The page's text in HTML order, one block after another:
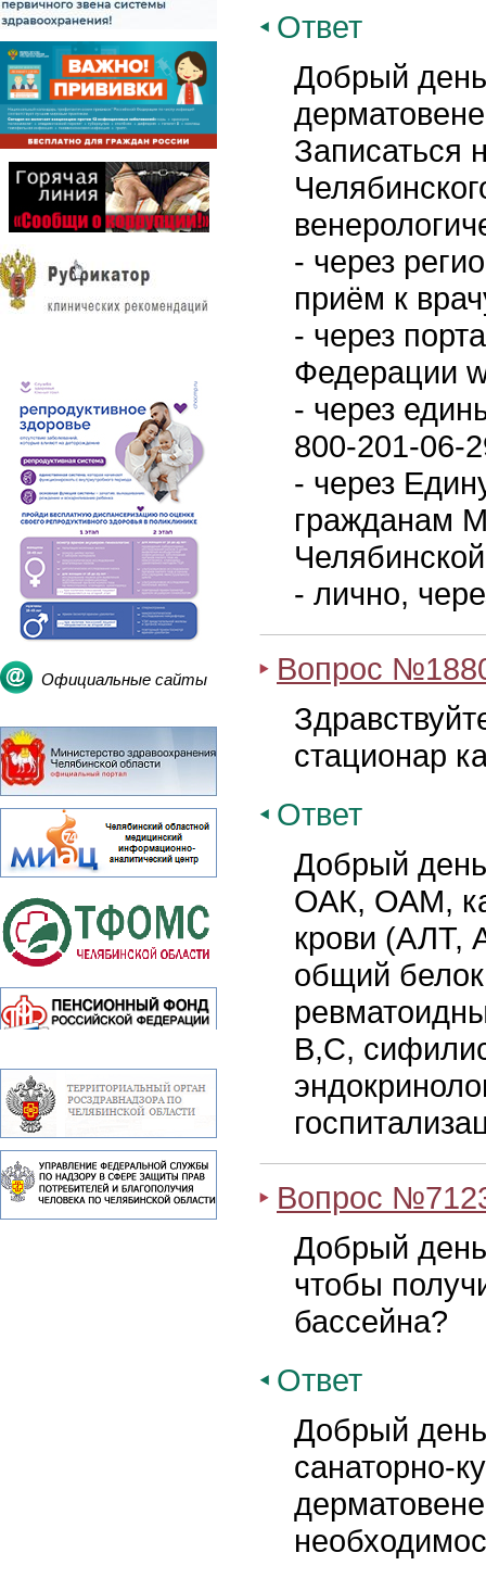
Ответ
Добрый
Записаться
- через
приём к
- через
Федерации
- через
800-201-06-
- через
гражданам
- лично,
Вопрос
стационар
Ответ
Добрый
ОАК, ОАМ,
крови (АЛТ,
общий
В,С,
Вопрос
Добрый
чтобы
бассейна?
Ответ
Добрый
санаторно-
Официальные сайты